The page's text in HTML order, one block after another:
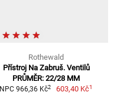
Rothewald
Přístroj Na Zabruš. Ventilů
PRŮMĚR: 22/28 MM
NPC 966,36 Kč2 603,40 Kč1